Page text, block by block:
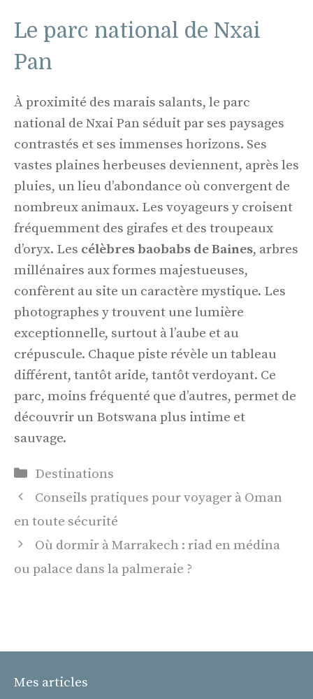
Le parc national de Nxai
Pan
À proximité des marais salants, le parc
national de Nxai Pan séduit par ses paysages
contrastés et ses immenses horizons. Ses
vastes plaines herbeuses deviennent, après les
pluies, un lieu d’abondance où convergent de
nombreux animaux. Les voyageurs y croisent
fréquemment des girafes et des troupeaux
d’oryx. Les célèbres baobabs de Baines, arbres
millénaires aux formes majestueuses,
confèrent au site un caractère mystique. Les
photographes y trouvent une lumière
exceptionnelle, surtout à l’aube et au
crépuscule. Chaque piste révèle un tableau
différent, tantôt aride, tantôt verdoyant. Ce
parc, moins fréquenté que d’autres, permet de
découvrir un Botswana plus intime et
sauvage.
Catégories
Destinations
Conseils pratiques pour voyager à Oman
en toute sécurité
Où dormir à Marrakech : riad en médina
ou palace dans la palmeraie ?
Mes articles